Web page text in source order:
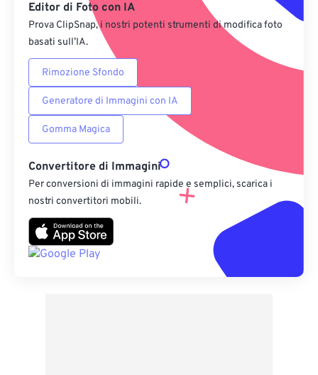
Da OneDrive
Dall'URL
Editor di Foto con IA
Prova ClipSnap, i nostri potenti strumenti di modifica foto
basati sull’IA.
Rimozione Sfondo
Generatore di Immagini con IA
Gomma Magica
Convertitore di Immagini
Per conversioni di immagini rapide e semplici, scarica i
nostri convertitori mobili.